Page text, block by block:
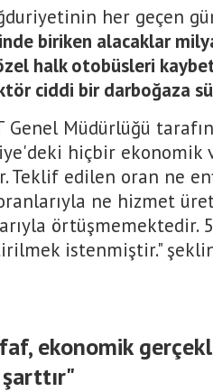
her geçen
biriken alacaklar
halk otobüsleri
ciddi bir darboğaza
Genel Müdürlüğü
hiçbir ekonomik
Teklif edilen oran ne
ne hizmet
örtüşmemektedir.
istenmiştir."
ekonomik